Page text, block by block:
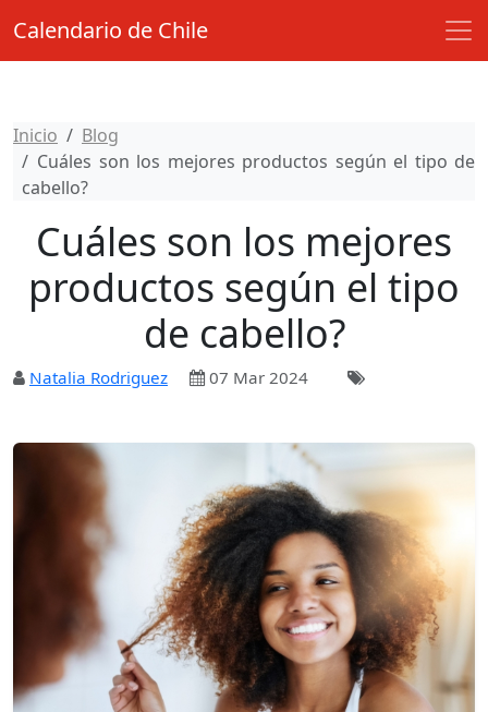
Calendario de Chile
Inicio
Blog
Cuáles son los mejores productos según el tipo de
cabello?
Cuáles son los mejores
productos según el tipo
de cabello?
Natalia Rodriguez 07 Mar 2024